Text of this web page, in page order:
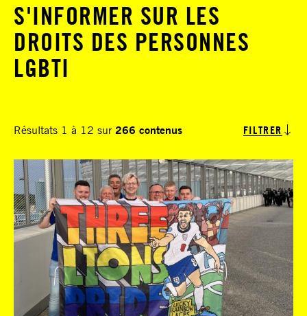
S'INFORMER SUR LES
DROITS DES PERSONNES
LGBTI
Résultats 1 à 12 sur 266 contenus FILTRER